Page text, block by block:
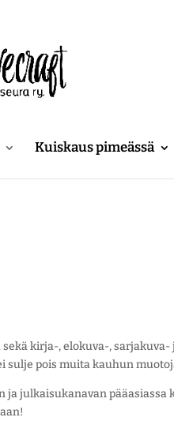
Kuiskaus pimeässä
kirja-, elokuva-,
sulje pois muita kauhun
ja julkaisukanavan